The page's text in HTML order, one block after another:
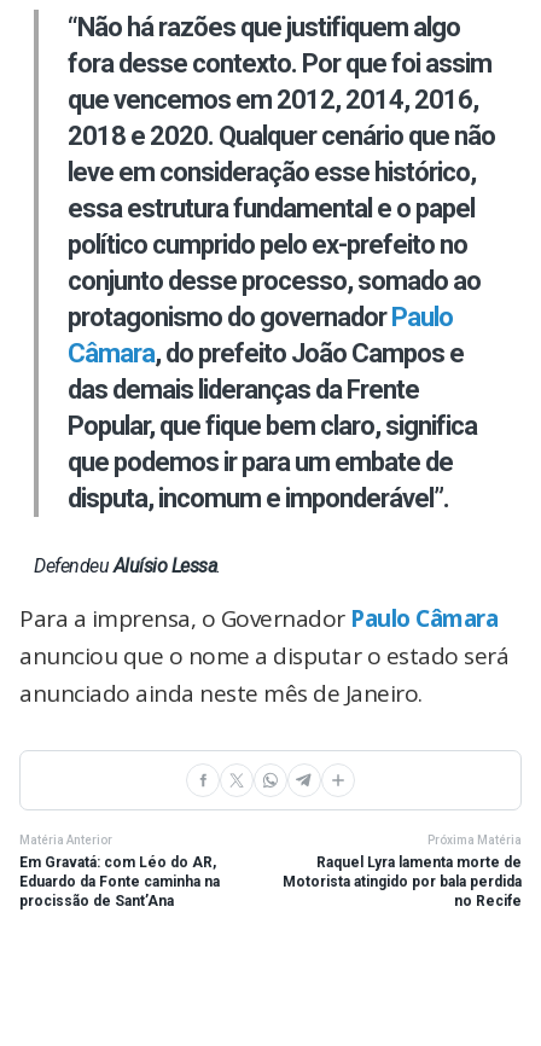
“Não há razões que justifiquem algo
fora desse contexto. Por que foi assim
que vencemos em 2012, 2014, 2016,
2018 e 2020. Qualquer cenário que não
leve em consideração esse histórico,
essa estrutura fundamental e o papel
político cumprido pelo ex-prefeito no
conjunto desse processo, somado ao
protagonismo do governadorPaulo
Câmara, do prefeito João Campos e
das demais lideranças da Frente
Popular, que fique bem claro, significa
que podemos ir para um embate de
disputa, incomum e imponderável”.
DefendeuAluísio Lessa.
Para a imprensa, o Governador Paulo Câmara
anunciou que o nome a disputar o estado será
anunciado ainda neste mês de Janeiro.
Matéria Anterior
Em Gravatá: com Léo do AR,
Eduardo da Fonte caminha na
procissão de Sant’Ana
Próxima Matéria
Raquel Lyra lamenta morte de
Motorista atingido por bala perdida
no Recife